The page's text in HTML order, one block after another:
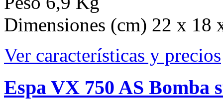
Espa VX 750 AS Bomba
INOX
Ferretería |Bombas
agosto 9th, 2016